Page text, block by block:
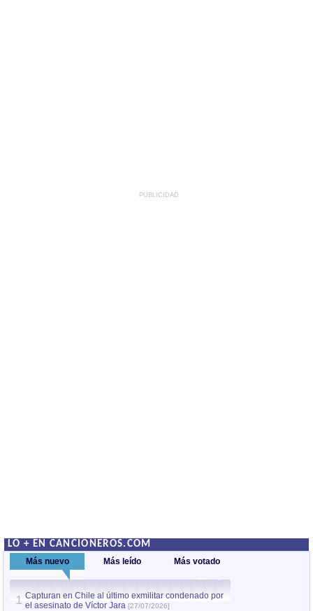
PUBLICIDAD
LO + EN CANCIONEROS.COM
Más nuevo Más leído Más votado
1 Capturan en Chile al último exmilitar condenado por
el asesinato de Víctor Jara [27/07/2026]